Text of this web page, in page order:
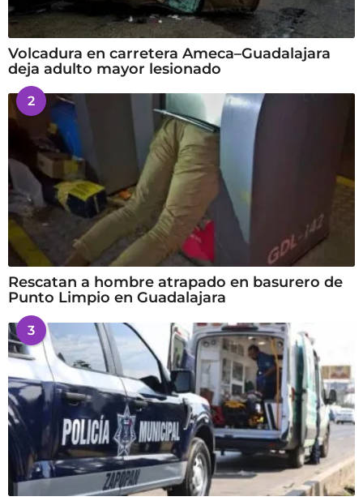
Volcadura en carretera Ameca–Guadalajara
deja adulto mayor lesionado
2
Rescatan a hombre atrapado en basurero de
Punto Limpio en Guadalajara
3